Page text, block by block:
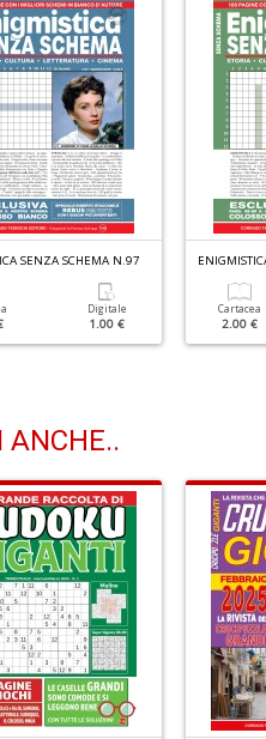
SENZA SCHEMA N.97
Digitale
1.00 €
Cartacea
2.00 €
ANCHE..